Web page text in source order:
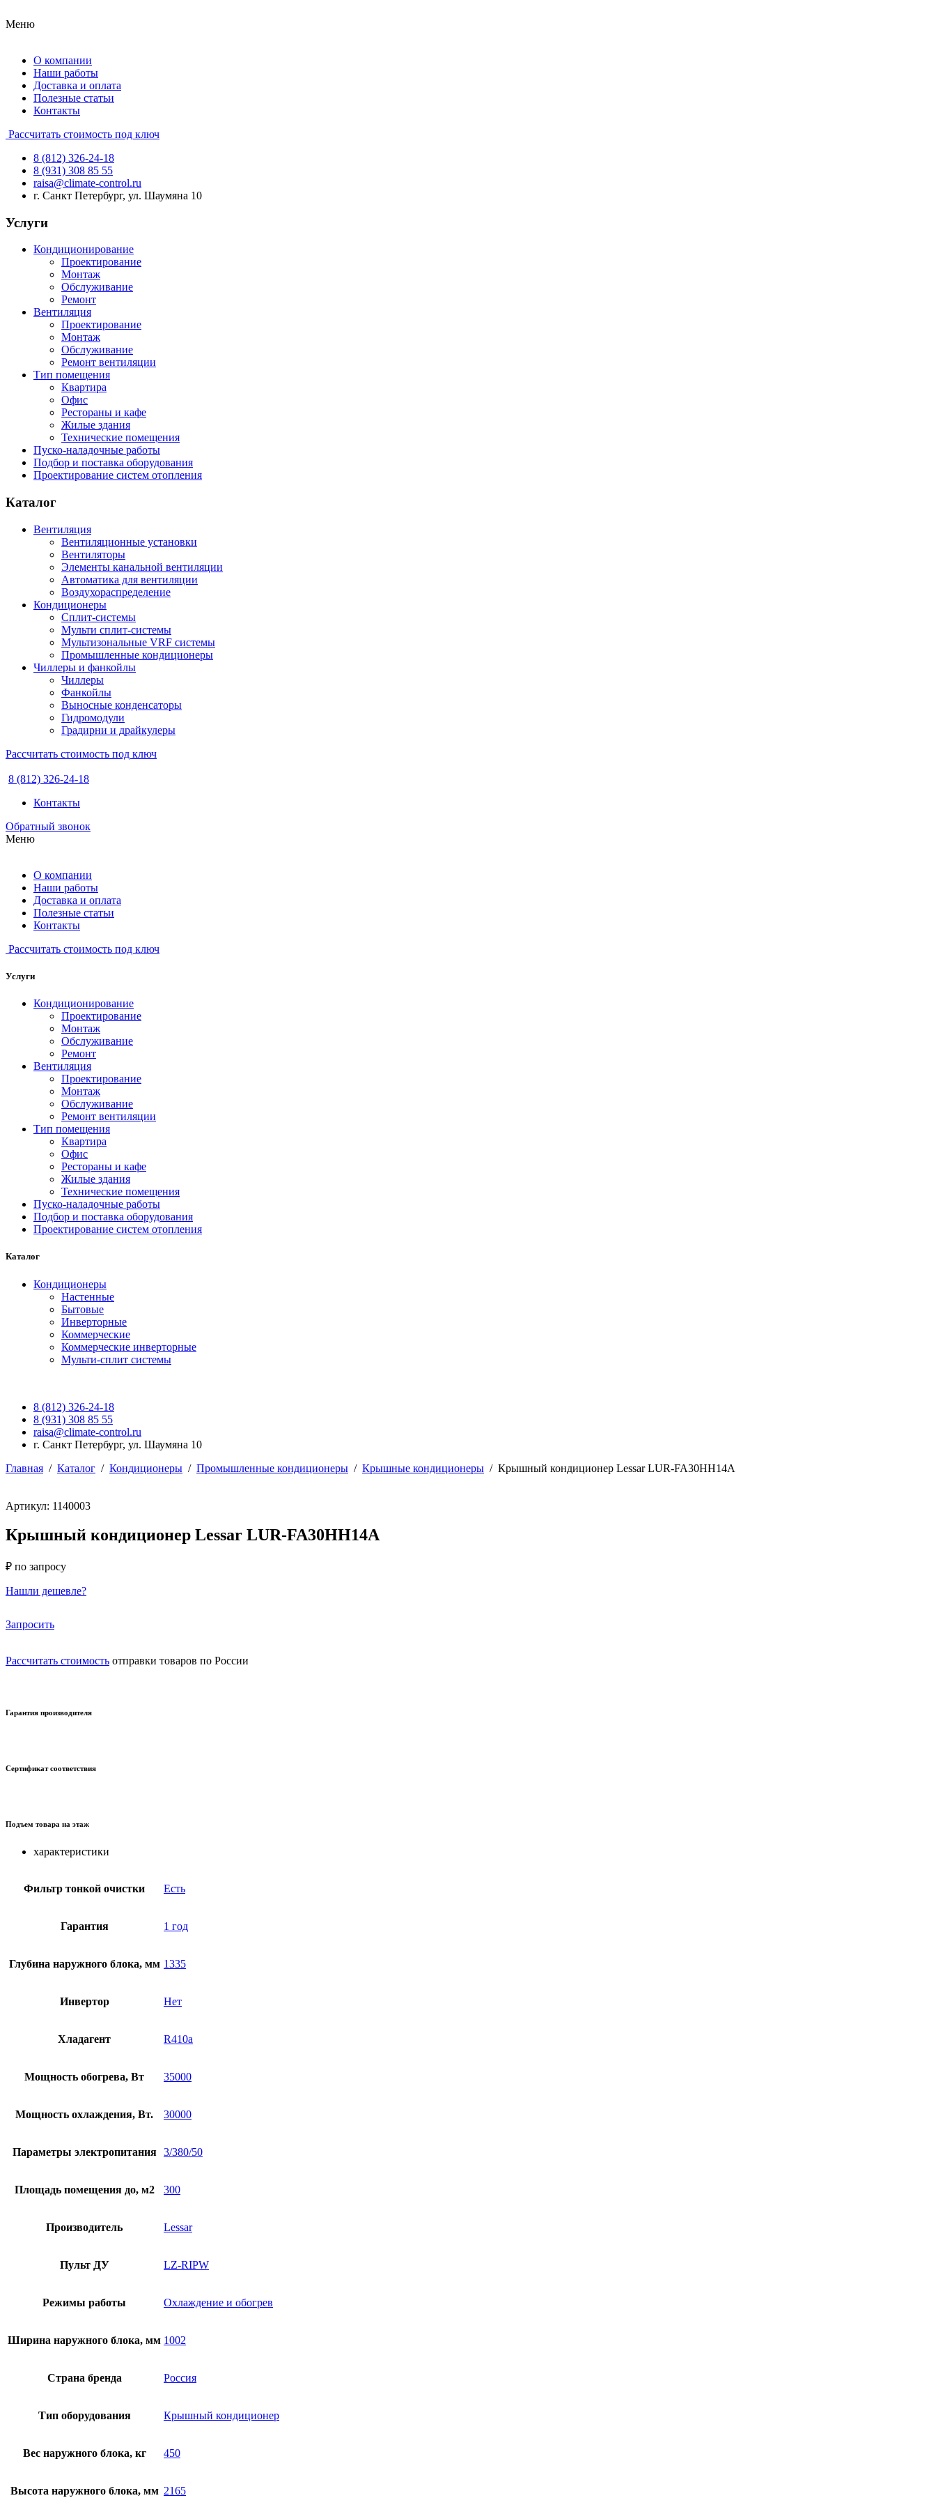
Меню
О компании
Наши работы
Доставка и оплата
Полезные статьи
Контакты
Рассчитать стоимость под ключ
8 (812) 326-24-18
8 (931) 308 85 55
raisa@climate-control.ru
г. Санкт Петербург, ул. Шаумяна 10
Услуги
Кондиционирование
Проектирование
Монтаж
Обслуживание
Ремонт
Вентиляция
Проектирование
Монтаж
Обслуживание
Ремонт вентиляции
Тип помещения
Квартира
Офис
Рестораны и кафе
Жилые здания
Технические помещения
Пуско-наладочные работы
Подбор и поставка оборудования
Проектирование систем отопления
Каталог
Вентиляция
Вентиляционные установки
Вентиляторы
Элементы канальной вентиляции
Автоматика для вентиляции
Воздухораспределение
Кондиционеры
Сплит-системы
Мульти сплит-системы
Мультизональные VRF системы
Промышленные кондиционеры
Чиллеры и фанкойлы
Чиллеры
Фанкойлы
Выносные конденсаторы
Гидромодули
Градирни и драйкулеры
Рассчитать стоимость под ключ
8 (812) 326-24-18
Контакты
Обратный звонок
Меню
О компании
Наши работы
Доставка и оплата
Полезные статьи
Контакты
Рассчитать стоимость под ключ
Услуги
Кондиционирование
Проектирование
Монтаж
Обслуживание
Ремонт
Вентиляция
Проектирование
Монтаж
Обслуживание
Ремонт вентиляции
Тип помещения
Квартира
Офис
Рестораны и кафе
Жилые здания
Технические помещения
Пуско-наладочные работы
Подбор и поставка оборудования
Проектирование систем отопления
Каталог
Кондиционеры
Настенные
Бытовые
Инверторные
Коммерческие
Коммерческие инверторные
Мульти-сплит системы
8 (812) 326-24-18
8 (931) 308 85 55
raisa@climate-control.ru
г. Санкт Петербург, ул. Шаумяна 10
Главная / Каталог / Кондиционеры / Промышленные кондиционеры / Крышные кондиционеры / Крышный кондиционер Lessar LUR-FA30HH14A
Артикул: 1140003
Крышный кондиционер Lessar LUR-FA30HH14A
₽ по запросу
Нашли дешевле?
Запросить
Рассчитать стоимость отправки товаров по России
Гарантия производителя
Сертификат соответствия
Подъем товара на этаж
характеристики
Фильтр тонкой очистки Есть
Гарантия 1 год
Глубина наружного блока, мм 1335
Инвертор Нет
Хладагент R410a
Мощность обогрева, Вт 35000
Мощность охлаждения, Вт. 30000
Параметры электропитания 3/380/50
Площадь помещения до, м2 300
Производитель Lessar
Пульт ДУ LZ-RIPW
Режимы работы Охлаждение и обогрев
Ширина наружного блока, мм 1002
Страна бренда Россия
Тип оборудования Крышный кондиционер
Вес наружного блока, кг 450
Высота наружного блока, мм 2165